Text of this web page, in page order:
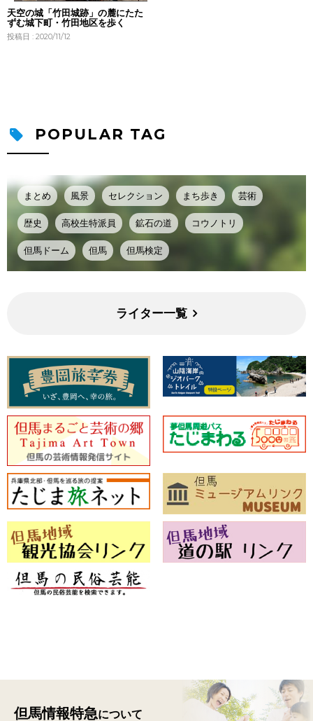
天空の城「竹田城跡」の麓にたた
ずむ城下町・竹田地区を歩く
投稿日 : 2020/11/12
POPULAR TAG
まとめ 風景 セレクション まち歩き 芸術
歴史 高校生特派員 鉱石の道 コウノトリ
但馬ドーム 但馬 但馬検定
ライター一覧
但馬情報特急について